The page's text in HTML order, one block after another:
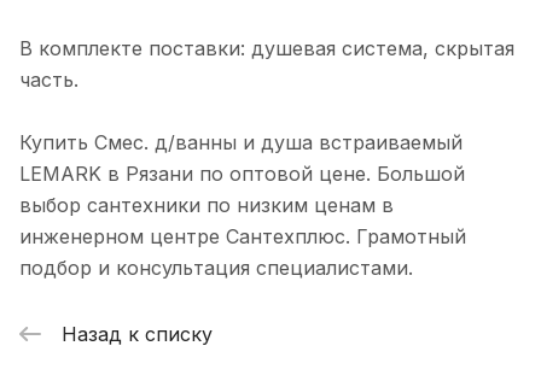
В комплекте поставки: душевая система, скрытая
часть.
Купить Смес. д/ванны и душа встраиваемый
LEMARK в Рязани по оптовой цене. Большой
выбор сантехники по низким ценам в
инженерном центре Сантехплюс. Грамотный
подбор и консультация специалистами.
Назад к списку